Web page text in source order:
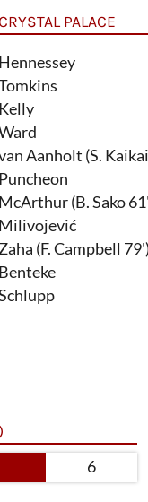
CRYSTAL PALACE
Hennessey
Kelly
Aanholt (S.
Puncheon
McArthur (B. Sako
Milivojević
Zaha (F. Campbell 79')
Benteke
6